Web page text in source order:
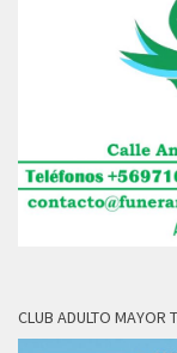
CLUB ADULTO MAYOR